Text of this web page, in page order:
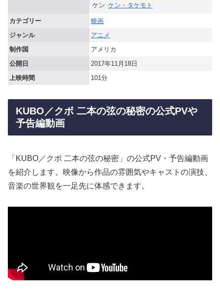
ケン ケン・タケモト
カテゴリー
映画
ジャンル
アニメ
制作国
アメリカ
公開日
2017年11月18日
上映時間
101分
KUBO／クボ 二本の弦の秘密の公式PVや
予告編動画
「KUBO／クボ 二本の弦の秘密」の公式PV・予告編動画
を紹介します。映像から作品の雰囲気やキャストの演技、
音楽の世界観を一足先に体感できます。